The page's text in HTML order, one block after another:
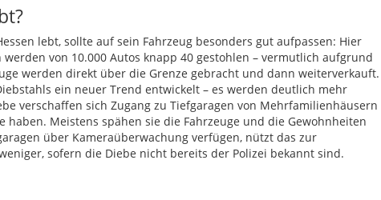
lebt, sollte auf sein Fahrzeug besonders gut aufpassen: Hier
von 10.000 Autos knapp 40 gestohlen – vermutlich aufgrund
werden direkt über die Grenze gebracht und dann weiterverkauft.
ein neuer Trend entwickelt – es werden deutlich mehr
verschaffen sich Zugang zu Tiefgaragen von Mehrfamilienhäusern
haben. Meistens spähen sie die Fahrzeuge und die Gewohnheiten
über Kameraüberwachung verfügen, nützt das zur
sofern die Diebe nicht bereits der Polizei bekannt sind.